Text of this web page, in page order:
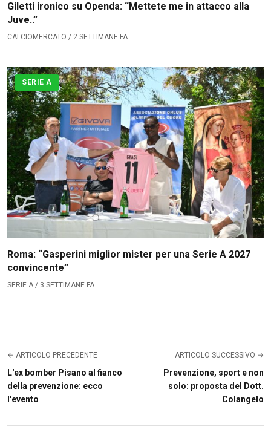
Giletti ironico su Openda: “Mettete me in attacco alla
Juve..”
CALCIOMERCATO / 2 SETTIMANE FA
SERIE A
Roma: “Gasperini miglior mister per una Serie A 2027
convincente”
SERIE A / 3 SETTIMANE FA
← ARTICOLO PRECEDENTE
L'ex bomber Pisano al fianco
della prevenzione: ecco
l'evento
ARTICOLO SUCCESSIVO →
Prevenzione, sport e non
solo: proposta del Dott.
Colangelo